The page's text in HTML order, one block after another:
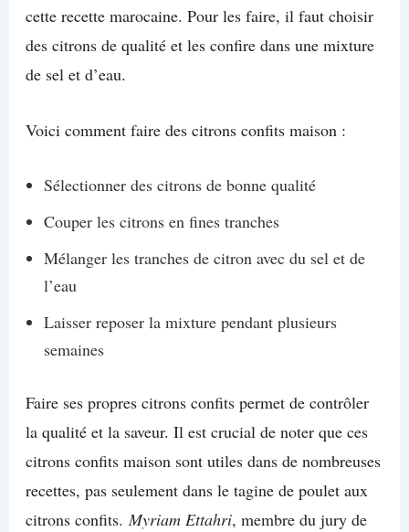
cette recette marocaine. Pour les faire, il faut choisir
des citrons de qualité et les confire dans une mixture
de sel et d’eau.
Voici comment faire des citrons confits maison :
Sélectionner des citrons de bonne qualité
Couper les citrons en fines tranches
Mélanger les tranches de citron avec du sel et de
l’eau
Laisser reposer la mixture pendant plusieurs
semaines
Faire ses propres citrons confits permet de contrôler
la qualité et la saveur. Il est crucial de noter que ces
citrons confits maison sont utiles dans de nombreuses
recettes, pas seulement dans le tagine de poulet aux
citrons confits.Myriam Ettahri, membre du jury de